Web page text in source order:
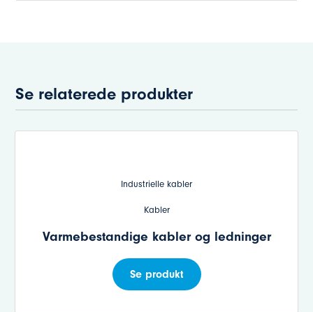
Se relaterede produkter
Industrielle kabler
Kabler
Varmebestandige kabler og ledninger
Se produkt